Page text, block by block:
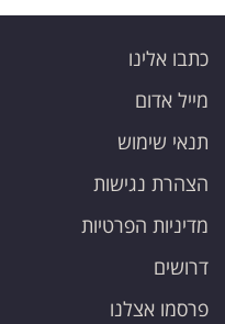
כתבו אלינו
מייל אדום
תנאי שימוש
הצהרת נגישות
מדיניות הפרטיות
דרושים
פרסמו אצלנו